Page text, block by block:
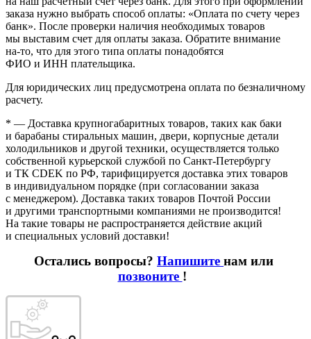
заказа нужно выбрать способ оплаты: «Оплата по счету через
банк». После проверки наличия необходимых товаров
мы выставим счет для оплаты заказа. Обратите внимание
на-то, что для этого типа оплаты понадобятся
ФИО и ИНН плательщика.
Для юридических лиц предусмотрена оплата по безналичному
расчету.
* — Доставка крупногабаритных товаров, таких как баки
и барабаны стиральных машин, двери, корпусные детали
холодильников и другой техники, осуществляется только
собственной курьерской службой по Санкт-Петербургу
и ТК CDEK по РФ, тарифицируется доставка этих товаров
в индивидуальном порядке (при согласовании заказа
с менеджером). Доставка таких товаров Почтой России
и другими транспортными компаниями не производится!
На такие товары не распространяется действие акций
и специальных условий доставки!
Остались вопросы? Напишите нам или
позвоните !